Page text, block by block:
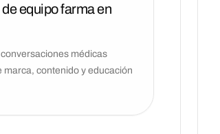
equipo farma en
médicas
marca, contenido y educación